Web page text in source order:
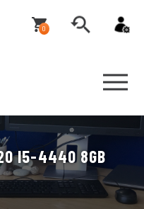
0
I5-4440 8GB